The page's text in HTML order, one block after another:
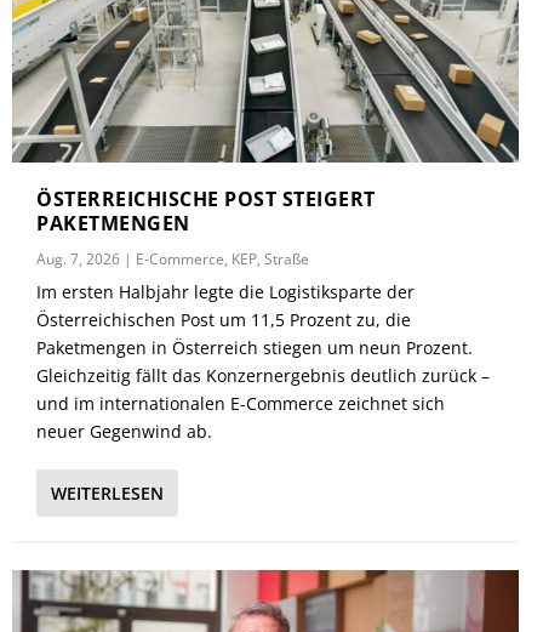
ÖSTERREICHISCHE POST STEIGERT
PAKETMENGEN
Aug. 7, 2026 | E-Commerce, KEP,Straße
Im ersten Halbjahr legte die Logistiksparte der
Österreichischen Post um 11,5 Prozent zu, die
Paketmengen in Österreich stiegen um neun Prozent.
Gleichzeitig fällt das Konzernergebnis deutlich zurück –
und im internationalen E-Commerce zeichnet sich
neuer Gegenwind ab.
WEITERLESEN